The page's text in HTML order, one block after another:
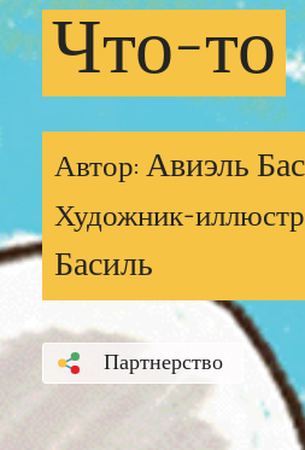
Что-то
Автор: Авиэль
Художник-
Басиль
Партнерство